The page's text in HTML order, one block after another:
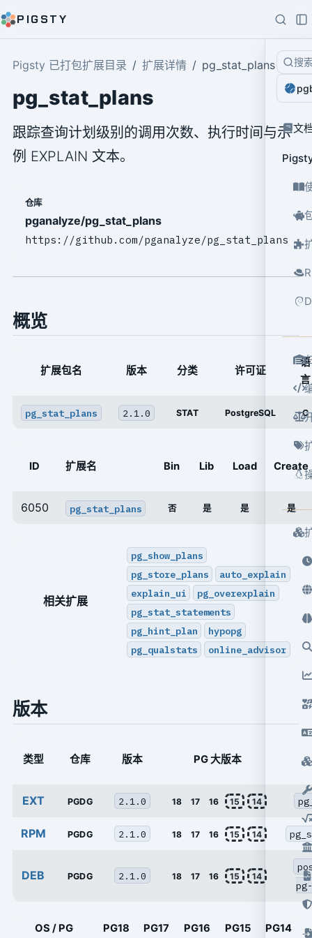
PIGSTY
搜
文
Pigsty 已打包扩展目录 扩展详情 pg_stat_plans
pg_stat_plans
跟踪查询计划级别的调用次数、执行时间与示
例 EXPLAIN 文本。
仓库
pganalyze/pg_stat_plans
https://github.com/pganalyze/pg_stat_plans
概览
扩展包名 版本 分类 许可证
语
言
pg_stat_plans 2.1.0 STAT PostgreSQL C
ID 扩展名 Bin Lib Load Create
6050 pg_stat_plans 否 是 是 是
相关扩展
pg_show_plans
pg_store_plans
auto_explain
explain_ui
pg_overexplain
pg_stat_statements
pg_hint_plan
hypopg
pg_qualstats
online_advisor
版本
类型 仓库 版本 PG 大版本
EXT PGDG 2.1.0 18 17 16 15 14
RPM PGDG 2.1.0 18 17 16 15 14
DEB PGDG 2.1.0 18 17 16 15 14
OS / PG PG18 PG17 PG16 PG15 PG14